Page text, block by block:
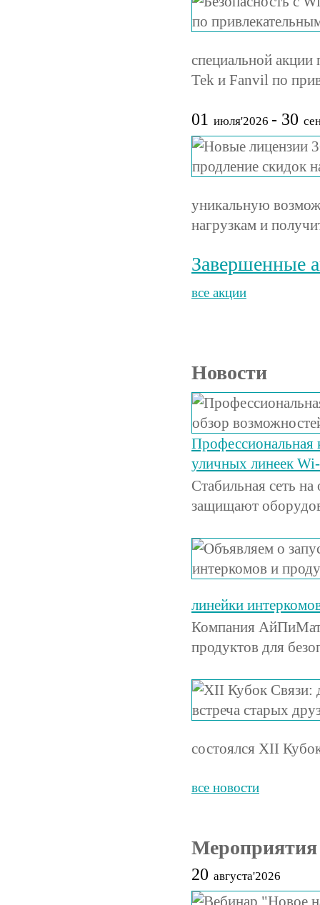
специальной
Tek и Fanvil по
01 июля'2026 - 30
уникальную
нагрузкам и
Завершенные
все акции
Новости
Профессиональная
уличных линеек
Стабильная сеть
защищают
линейки
Компания
продуктов для
состоялся XII
все новости
Мероприятия
20 августа'2026